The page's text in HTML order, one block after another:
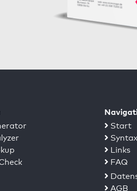
Start
Syntax
Links
FAQ
AGB